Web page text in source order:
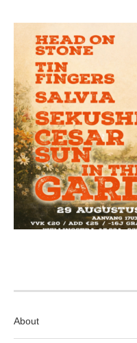
About